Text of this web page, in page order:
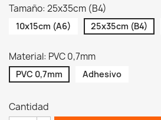
Tamaño: 25x35cm (B4)
10x15cm (A6) 25x35cm (B4)
Material: PVC 0,7mm
PVC 0,7mm Adhesivo
Cantidad